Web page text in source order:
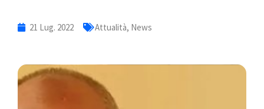
21 Lug. 2022 Attualità, News